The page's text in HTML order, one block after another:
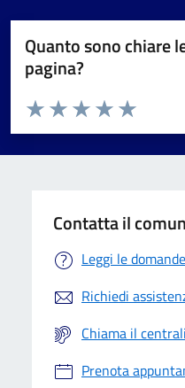
Quanto sono chiare
pagina?
Valuta da 1 a 5 stelle la pagina
Valuta 5
Valuta 4 stelle
Valuta 3 stelle su 5
Valuta 2 stelle su 5
Valuta 1 stelle su 5
Contatta il
Leggi le
Richiedi
Chiama il
Prenota